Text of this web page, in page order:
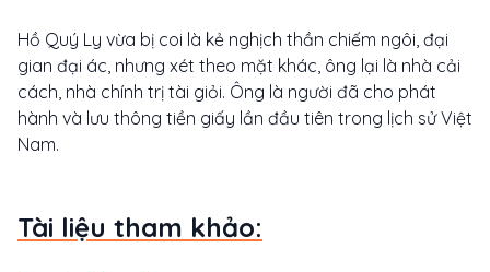
Hồ Quý Ly vừa bị coi là kẻ nghịch thần chiếm ngôi, đại
gian đại ác, nhưng xét theo mặt khác, ông lại là nhà cải
cách, nhà chính trị tài giỏi. Ông là người đã cho phát
hành và lưu thông tiền giấy lần đầu tiên trong lịch sử Việt
Nam.
Tài liệu tham khảo: